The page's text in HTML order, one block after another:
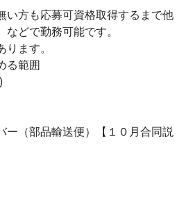
い方も応募可資格取得するまで他
どで勤務可能です。
ます。
る範囲
ー（部品輸送便）【１０月合同説